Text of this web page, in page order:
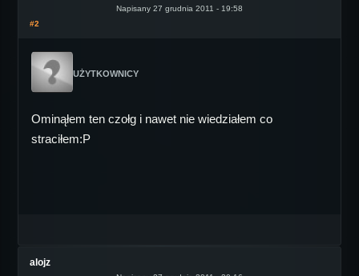
Napisany 27 grudnia 2011 - 19:58
#2
UŻYTKOWNICY
Ominąłem ten czołg i nawet nie wiedziałem co
straciłem:P
alojz